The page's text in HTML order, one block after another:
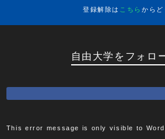
登録解除は こちら からど
自由大学をフォロ
This error message is only visible to